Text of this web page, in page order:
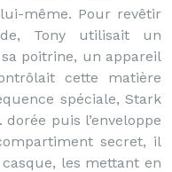
même. Pour revêtir
Tony utilisait un
poitrine, un appareil
cette matière
spéciale, Stark
puis l’enveloppe
secret, il
les mettant en